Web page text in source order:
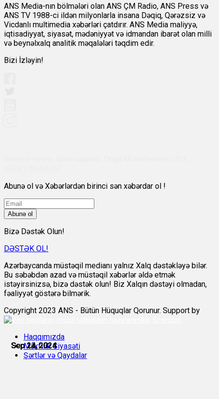
Sep 23, 2024
Sep 24, 2024
Sep 24, 2024
Sep 24, 2024
Sep 24, 2024
Sep 24, 2024
ANS Media-nın bölmələri olan ANS ÇM Radio, ANS Press və
ANS TV 1988-ci ildən milyonlarla insana Dəqiq, Qərəzsiz və
Vicdanlı multimedia xəbərləri çatdırır. ANS Media maliyyə,
iqtisadiyyat, siyasət, mədəniyyət və idmandan ibarət olan milli
və beynəlxalq analitik məqalələri təqdim edir.
Bizi İzləyin!
Abunə ol və Xəbərlərdən birinci sən xəbərdar ol !
Abunə ol
Bizə Dəstək Olun!
DƏSTƏK OL!
Azərbaycanda müstəqil medianı yalnız Xalq dəstəkləyə bilər.
Bu səbəbdən azad və müstəqil xəbərlər əldə etmək
istəyirsinizsə, bizə dəstək olun! Biz Xalqın dəstəyi olmadan,
fəaliyyət göstərə bilmərik.
Copyright 2023 ANS - Bütün Hüquqlar Qorunur. Support by
Haqqımızda
Məxfilik Siyasəti
Şərtlər və Qaydalar